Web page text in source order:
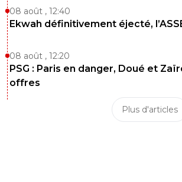
08 août , 12:40
Ekwah définitivement éjecté,
08 août , 12:20
PSG : Paris en danger, Doué et
offres
Plus d'articles